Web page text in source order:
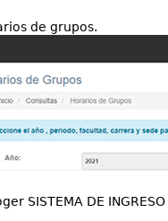
de grupos.
SISTEMA DE